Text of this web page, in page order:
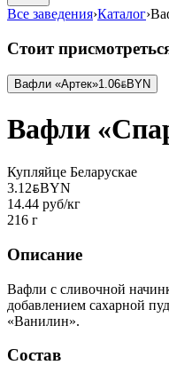
Все заведения›Каталог›
Стоит
Вафли «Артек»1.06BYNBYN
Вафли
Купляйце Беларускае
3.12BYNBYN
14.44 руб/кг
216 г
Описание
Вафли с сливочной
добавлением сахарной
«Ванилин».
Состав